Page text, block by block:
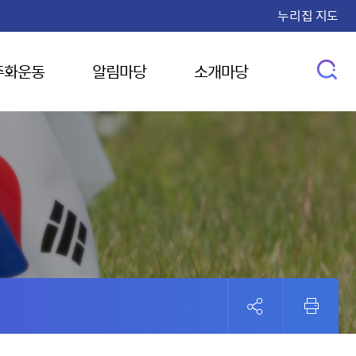
누리집 지도
운동 알림마당 소개마당